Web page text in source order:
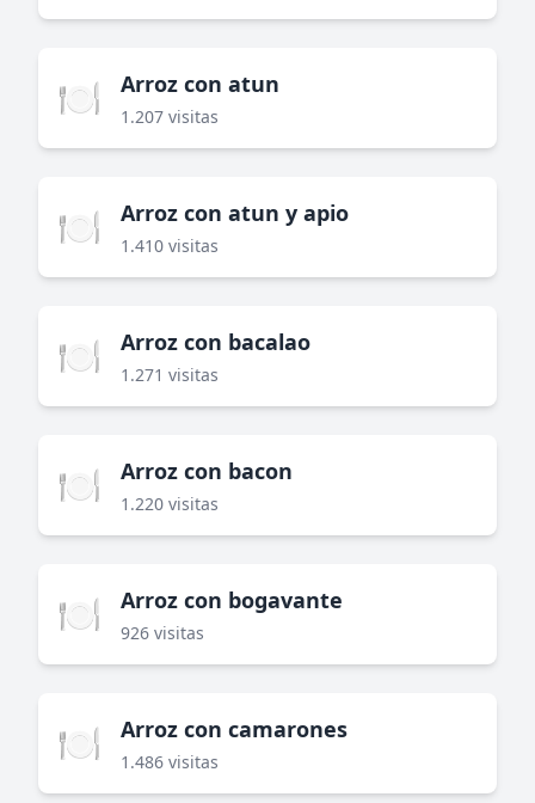
🍽️ Arroz con atun
1.207 visitas
🍽️ Arroz con atun y apio
1.410 visitas
🍽️ Arroz con bacalao
1.271 visitas
🍽️ Arroz con bacon
1.220 visitas
🍽️ Arroz con bogavante
926 visitas
🍽️ Arroz con camarones
1.486 visitas